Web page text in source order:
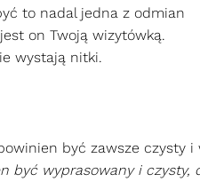
to nadal jedna z odmian
on Twoją wizytówką.
wystają nitki.
wyprasowany i czysty,